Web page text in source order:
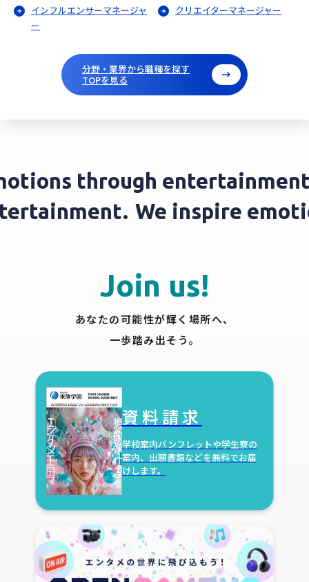
インフルエンサーマネージャ
ー
クリエイターマネージャー
分野・業界から職種を探す
TOPを見る
through entertainment.
We inspire
Join us!
あなたの可能性が輝く場所へ、
一歩踏み出そう。
資料請求
学校案内パンフレットや学生寮の
案内、 出願書類などを無料でお届
けします。